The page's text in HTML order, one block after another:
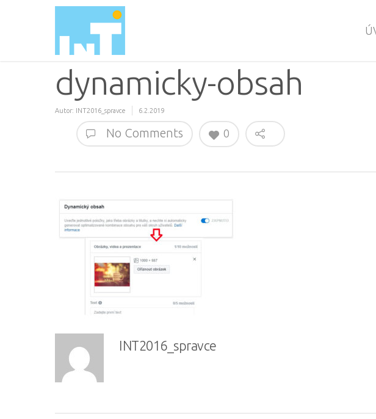
dynamicky-obsah
Autor: INT2016_spravce 6.2.2019
No Comments 0
INT2016_spravce